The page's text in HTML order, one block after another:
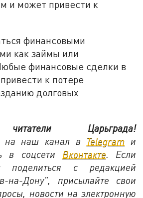
и может привести к
финансовыми
как займы или
финансовые сделки в
к потере
долговых
Царьграда!
на наш канал в Telegram и
в соцсети Вконтакте. Если
с редакцией
на-Дону", присылайте свои
новости на электронную